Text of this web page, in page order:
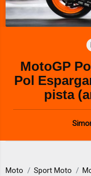
MotoGP
Pol
pista
Moto Sport Moto